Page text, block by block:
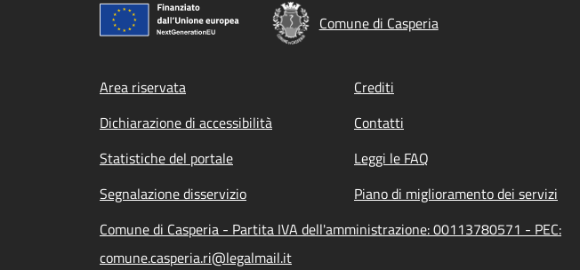
Comune di Casperia
Footer menu
Area riservata Crediti
Dichiarazione di accessibilità
Contatti
Statistiche del portale
Leggi le FAQ
Segnalazione disservizio
Piano di miglioramento dei servizi
Comune di Casperia - Partita IVA dell'amministrazione: 00113780571 - PEC:
comune.casperia.ri@legalmail.it